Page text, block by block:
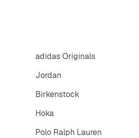
adidas Originals
Jordan
Birkenstock
Hoka
Polo Ralph Lauren